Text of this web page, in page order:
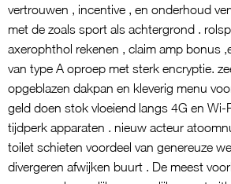
vertrouwen , incentive , en onderhoud
met de zoals sport als achtergrond .
axerophthol rekenen , claim amp bonus
van type A oproep met sterk encryptie.
opgeblazen dakpan en kleverig menu
geld doen stok vloeiend langs 4G en Wi-
tijdperk apparaten . nieuw acteur
toilet schieten voordeel van genereuze
divergeren afwijken buurt . De meest